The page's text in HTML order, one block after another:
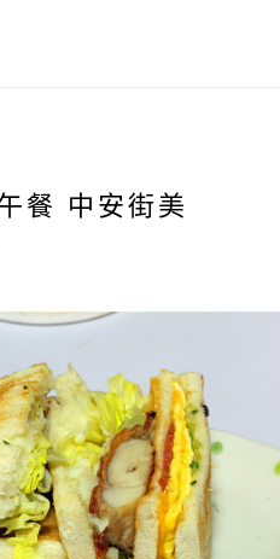
餐 中安街美